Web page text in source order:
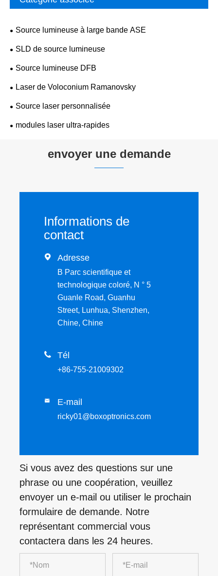
Source lumineuse à large bande ASE
SLD de source lumineuse
Source lumineuse DFB
Laser de Voloconium Ramanovsky
Source laser personnalisée
modules laser ultra-rapides
envoyer une demande
Informations de
contact
 Adresse
B Parc scientifique et
technologique coloré, N ° 5
Guanle Road, Guanhu
Street, Lunhua, Shenzhen,
Chine, Chine
 Tél
+86-755-21009302
 E-mail
ricky01@boxoptronics.com
Si vous avez des questions sur une
phrase ou une coopération, veuillez
envoyer un e-mail ou utiliser le prochain
formulaire de demande. Notre
représentant commercial vous
contactera dans les 24 heures.